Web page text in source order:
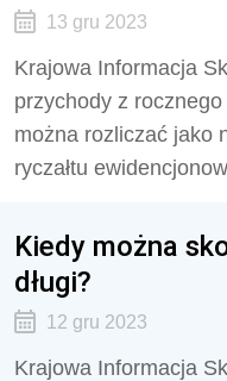
13 gru 2023
Krajowa Informacja
przychody z
można rozliczać jako
ryczałtu
Kiedy można
długi?
12 gru 2023
Krajowa Informacja